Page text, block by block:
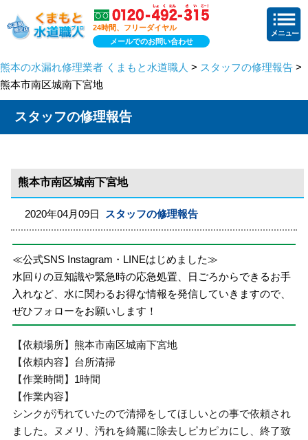
24時間、フリーダイヤル
メールでのお問い合わせ
熊本の水漏れ修理業者 くまもと水道職人 > スタッフの修理報告 >
熊本市南区城南下宮地
スタッフの修理報告
熊本市南区城南下宮地
2020年04月09日 スタッフの修理報告
≪公式SNS Instagram・LINEはじめました≫
水回りの豆知識や緊急時の応急処置、日ごろからできるお手
入れなど、水に関わるお得な情報を発信していきますので、
ぜひフォローをお願いします！
【依頼場所】熊本市南区城南下宮地
【依頼内容】台所清掃
【作業時間】1時間
【作業内容】
シンクが汚れていたので清掃をしてほしいとの事で依頼され
ました。ヌメリ、汚れを綺麗に除去しピカピカにし、終了致